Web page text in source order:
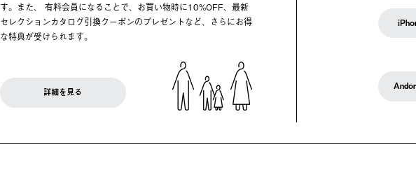
す。また、 有料会員になることで、お買い物時に10%OFF、最新
セレクションカタログ引換クーポンのプレゼントなど、さらにお得
な特典が受けられます。
詳細を見る